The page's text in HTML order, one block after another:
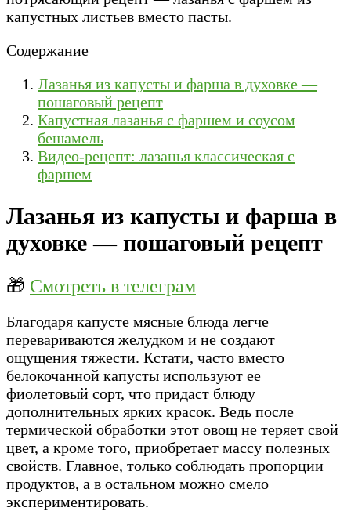
капустных листьев вместо пасты.
Содержание
Лазанья из капусты и фарша в духовке —
пошаговый рецепт
Капустная лазанья с фаршем и соусом
бешамель
Видео-рецепт: лазанья классическая с
фаршем
Лазанья из капусты и фарша в
духовке — пошаговый рецепт
🎁 Смотреть в телеграм
Благодаря капусте мясные блюда легче
перевариваются желудком и не создают
ощущения тяжести. Кстати, часто вместо
белокочанной капусты используют ее
фиолетовый сорт, что придаст блюду
дополнительных ярких красок. Ведь после
термической обработки этот овощ не теряет свой
цвет, а кроме того, приобретает массу полезных
свойств. Главное, только соблюдать пропорции
продуктов, а в остальном можно смело
экспериментировать.